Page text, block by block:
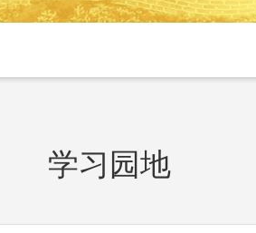
学习园地